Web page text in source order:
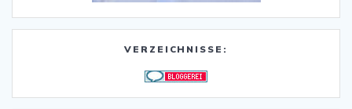
VERZEICHNISSE: